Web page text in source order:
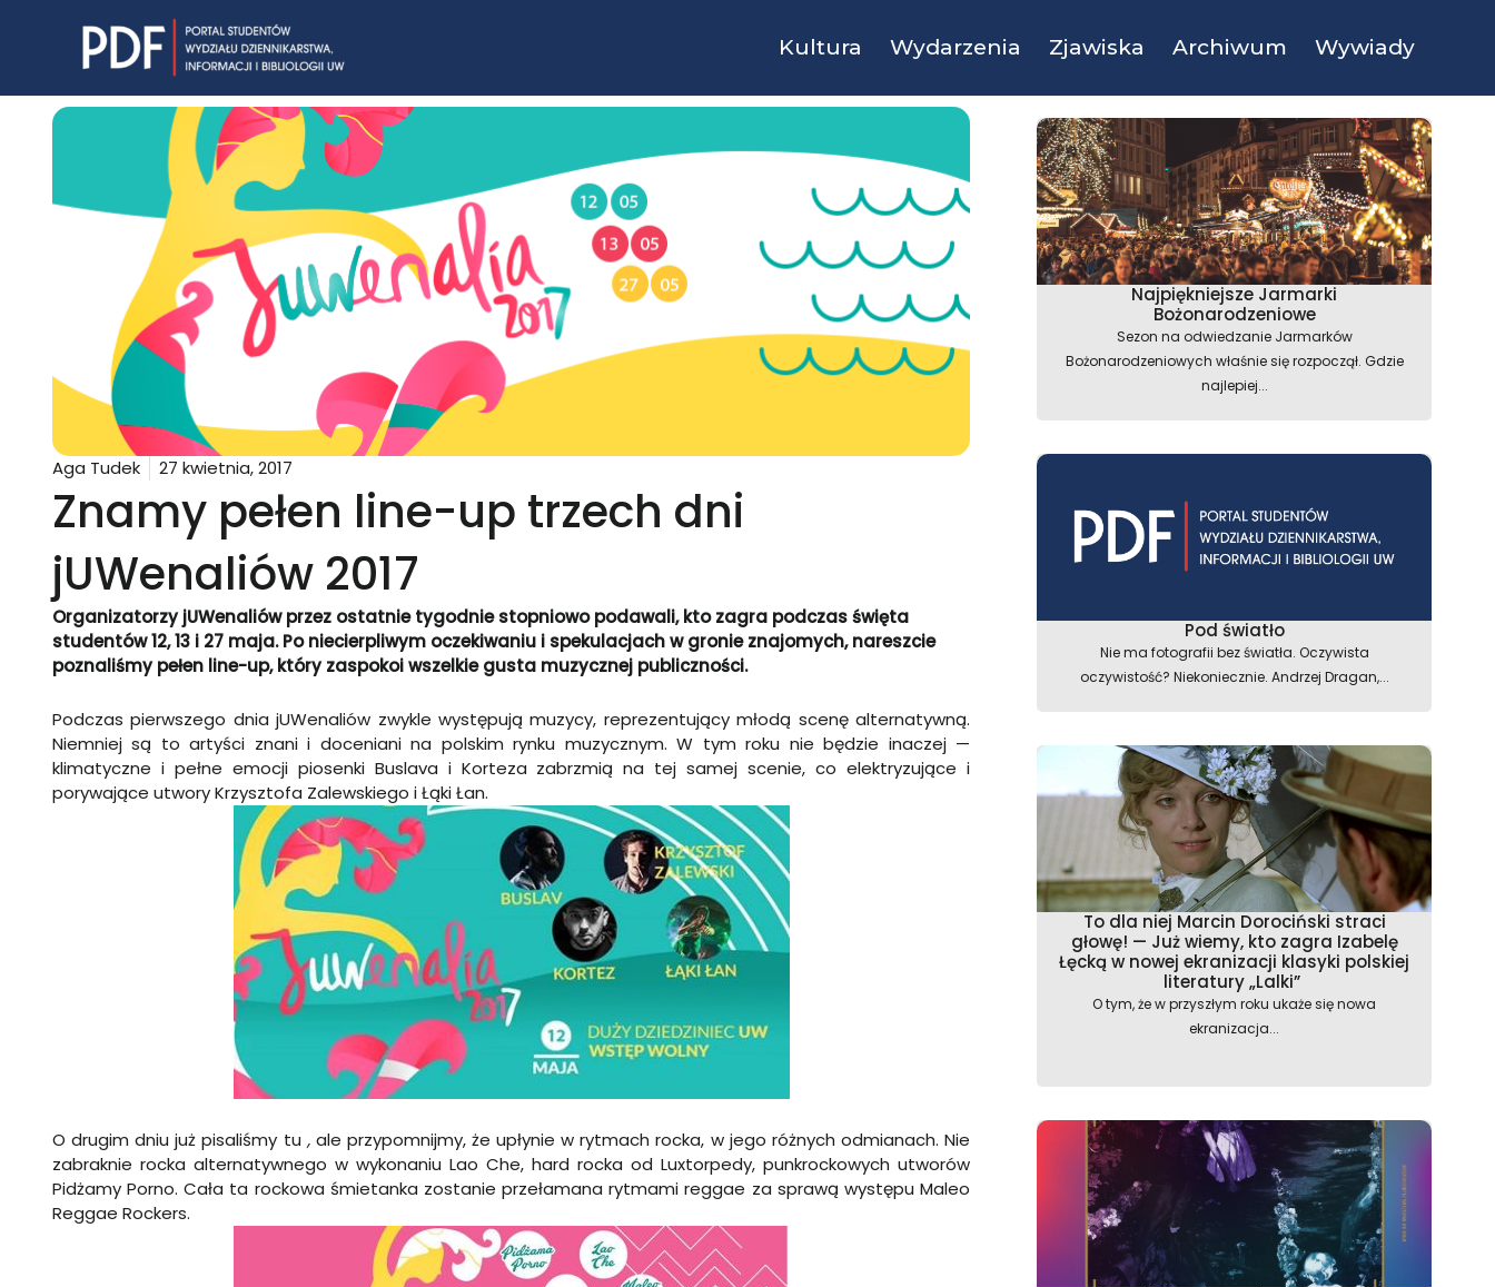
Kultura Wydarzenia Zjawiska Archiwum Wywiady
Aga Tudek 27 kwietnia, 2017
Znamy pełen line-up trzech dni
jUWenaliów 2017
Organizatorzy jUWenaliów przez ostatnie tygodnie stopniowo podawali, kto zagra podczas święta
studentów 12, 13 i 27 maja. Po niecierpliwym oczekiwaniu i spekulacjach w gronie znajomych, nareszcie
poznaliśmy pełen line-up, który zaspokoi wszelkie gusta muzycznej publiczności.
Podczas pierwszego dnia jUWenaliów zwykle występują muzycy, reprezentujący młodą scenę alternatywną.
Niemniej są to artyści znani i doceniani na polskim rynku muzycznym. W tym roku nie będzie inaczej —
klimatyczne i pełne emocji piosenki Buslava i Korteza zabrzmią na tej samej scenie, co elektryzujące i
porywające utwory Krzysztofa Zalewskiego i Łąki Łan.
O drugim dniu już pisaliśmy tu ,ale przypomnijmy, że upłynie w rytmach rocka, w jego różnych odmianach. Nie
zabraknie rocka alternatywnego w wykonaniu Lao Che, hard rocka od Luxtorpedy, punkrockowych utworów
Pidżamy Porno. Cała ta rockowa śmietanka zostanie przełamana rytmami reggae za sprawą występu Maleo
Reggae Rockers.
Najpiękniejsze Jarmarki
Bożonarodzeniowe
Sezon na odwiedzanie Jarmarków
Bożonarodzeniowych właśnie się rozpoczął. Gdzie
najlepiej...
Pod światło
Nie ma fotografii bez światła. Oczywista
oczywistość? Niekoniecznie. Andrzej Dragan,...
To dla niej Marcin Dorociński straci
głowę! — Już wiemy, kto zagra Izabelę
Łęcką w nowej ekranizacji klasyki polskiej
literatury „Lalki”
O tym, że w przyszłym roku ukaże się nowa
ekranizacja...